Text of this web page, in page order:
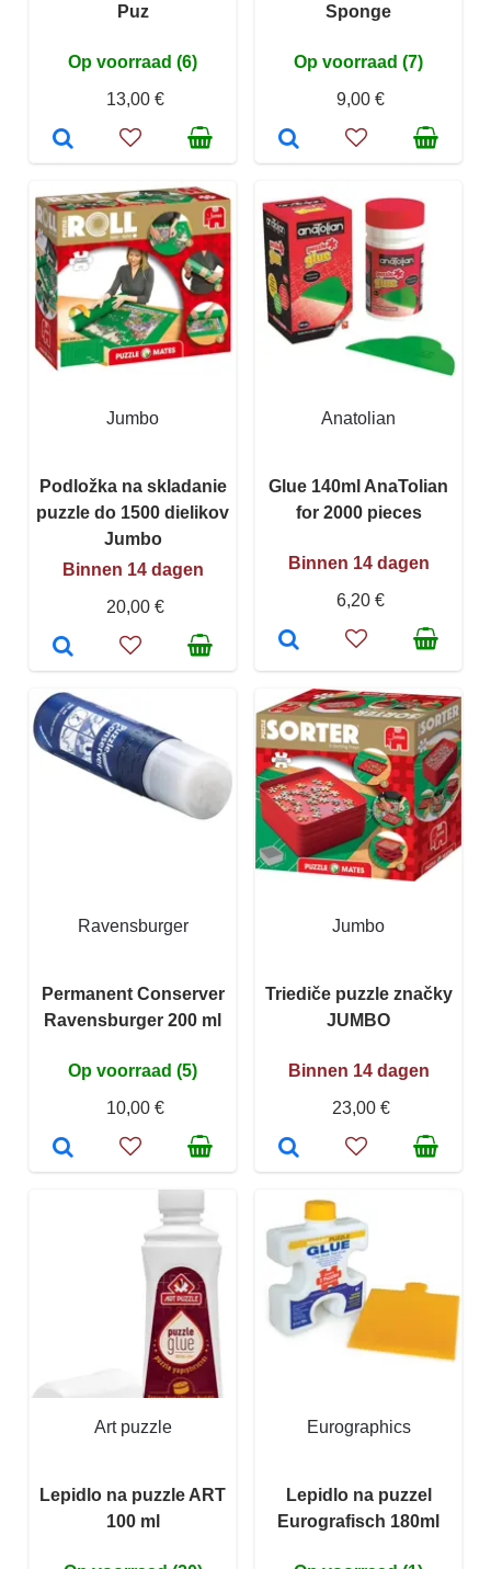
Puz
Op voorraad (6)
13,00 €
Sponge
Op voorraad (7)
9,00 €
Jumbo
Podložka na skladanie
puzzle do 1500 dielikov
Jumbo
Binnen 14 dagen
20,00 €
Anatolian
Glue 140ml AnaTolian
for 2000 pieces
Binnen 14 dagen
6,20 €
Ravensburger
Permanent Conserver
Ravensburger 200 ml
Op voorraad (5)
10,00 €
Jumbo
Triediče puzzle značky
JUMBO
Binnen 14 dagen
23,00 €
Art puzzle
Lepidlo na puzzle ART
100 ml
Eurographics
Lepidlo na puzzel
Eurografisch 180ml